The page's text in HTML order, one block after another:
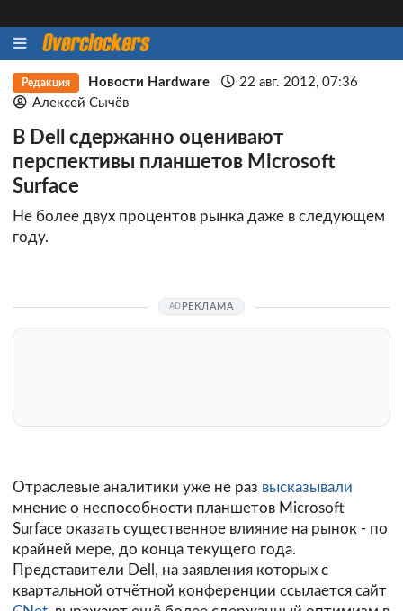
Редакция Новости Hardware
22 авг. 2012, 07:36
Алексей Сычёв
В Dell сдержанно оценивают
перспективы планшетов Microsoft
Surface
Не более двух процентов рынка даже в следующем
году.
РЕКЛАМА
Отраслевые аналитики уже не раз высказывали
мнение о неспособности планшетов Microsoft
Surface оказать существенное влияние на рынок - по
крайней мере, до конца текущего года.
Представители Dell, на заявления которых с
квартальной отчётной конференции ссылается сайт